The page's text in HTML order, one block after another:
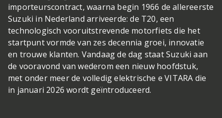
importeurscontract, waarna begin 1966 de allereerste
Suzuki in Nederland arriveerde: de T20, een
technologisch vooruitstrevende motorfiets die het
startpunt vormde van zes decennia groei, innovatie
en trouwe klanten. Vandaag de dag staat Suzuki aan
de vooravond van wederom een nieuw hoofdstuk,
met onder meer de volledig elektrische e VITARA die
in januari 2026 wordt geïntroduceerd.